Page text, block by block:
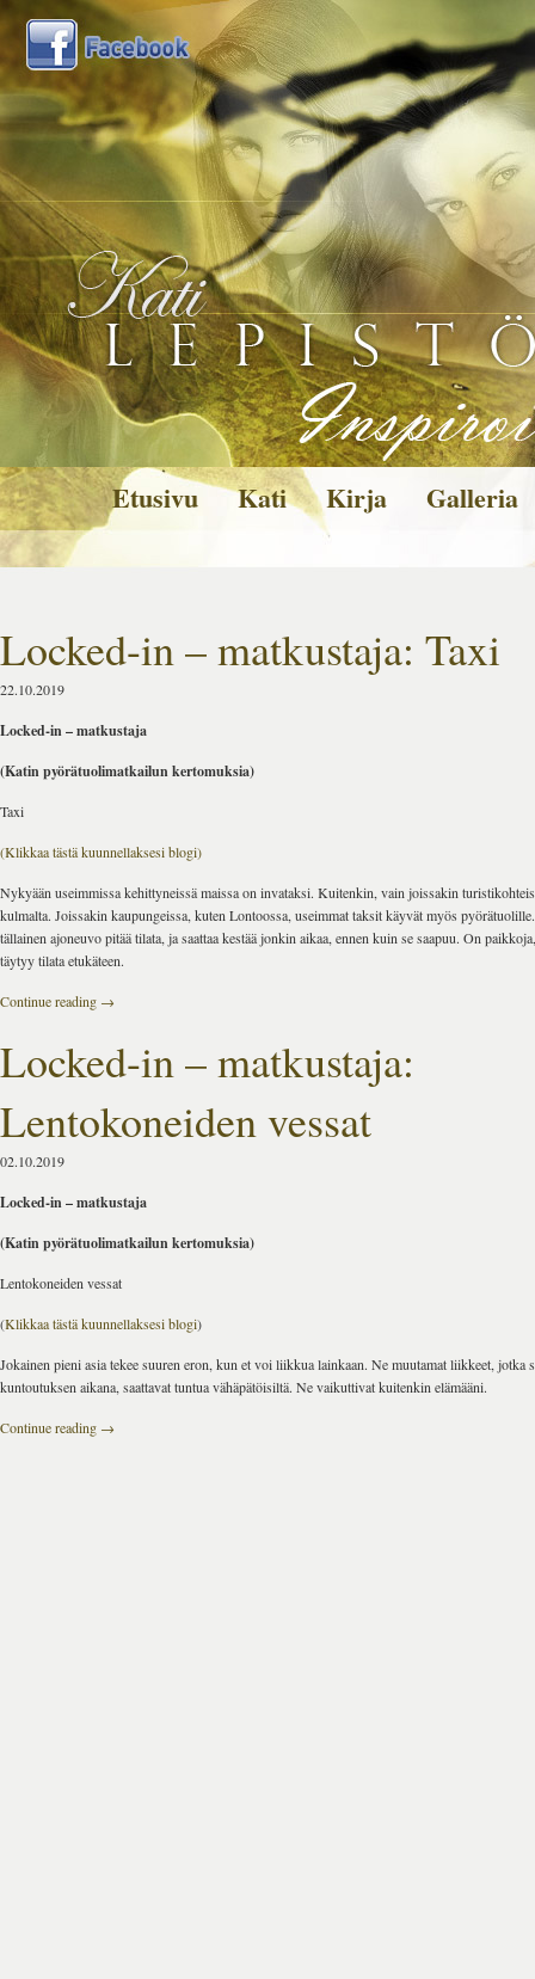
Etusivu Kati Kirja Galleria
Locked-in – matkustaja: Taxi
22.10.2019
Locked-in – matkustaja
(Katin pyörätuolimatkailun kertomuksia)
Taxi
(Klikkaa tästä kuunnellaksesi blogi)
Nykyään useimmissa kehittyneissä maissa on invataksi. Kuitenkin, vain joissakin
kulmalta. Joissakin kaupungeissa, kuten Lontoossa, useimmat taksit käyvät myös
tällainen ajoneuvo pitää tilata, ja saattaa kestää jonkin aikaa, ennen kuin se saapuu. On
täytyy tilata etukäteen.
Continue reading →
Locked-in – matkustaja:
Lentokoneiden vessat
02.10.2019
Locked-in – matkustaja
(Katin pyörätuolimatkailun kertomuksia)
Lentokoneiden vessat
(Klikkaa tästä kuunnellaksesi blogi)
Jokainen pieni asia tekee suuren eron, kun et voi liikkua lainkaan. Ne muutamat liikkeet, jotka
kuntoutuksen aikana, saattavat tuntua vähäpätöisiltä. Ne vaikuttivat kuitenkin elämääni.
Continue reading →